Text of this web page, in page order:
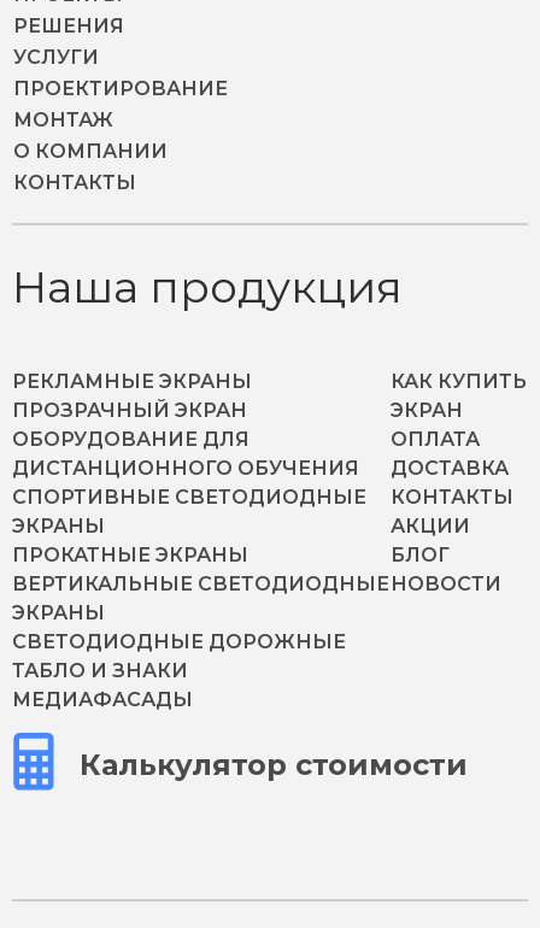
РЕШЕНИЯ
УСЛУГИ
ПРОЕКТИРОВАНИЕ
МОНТАЖ
О КОМПАНИИ
КОНТАКТЫ
Наша продукция
РЕКЛАМНЫЕ ЭКРАНЫ
ПРОЗРАЧНЫЙ ЭКРАН
ОБОРУДОВАНИЕ ДЛЯ
ДИСТАНЦИОННОГО ОБУЧЕНИЯ
СПОРТИВНЫЕ СВЕТОДИОДНЫЕ
ЭКРАНЫ
ПРОКАТНЫЕ ЭКРАНЫ
ВЕРТИКАЛЬНЫЕ СВЕТОДИОДНЫЕ
ЭКРАНЫ
СВЕТОДИОДНЫЕ ДОРОЖНЫЕ
ТАБЛО И ЗНАКИ
МЕДИАФАСАДЫ
КАК КУПИТЬ
ЭКРАН
ОПЛАТА
ДОСТАВКА
КОНТАКТЫ
АКЦИИ
БЛОГ
НОВОСТИ
Калькулятор стоимости